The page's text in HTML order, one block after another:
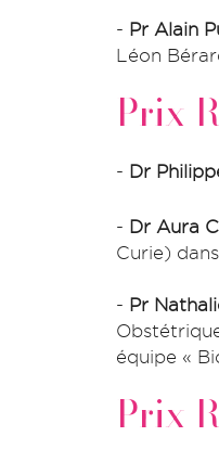
- Pr Alain
Léon
Prix
- Dr
- Dr Aura
Curie)
- Pr
équipe «
Prix